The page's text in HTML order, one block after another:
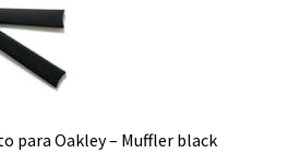
para Oakley – Muffler black